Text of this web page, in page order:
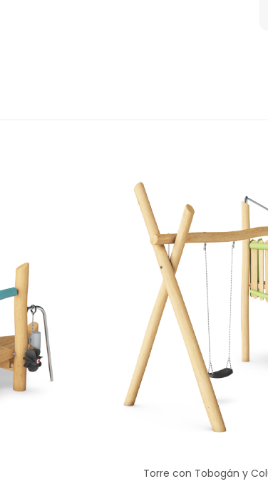
Torre con Tobogán y